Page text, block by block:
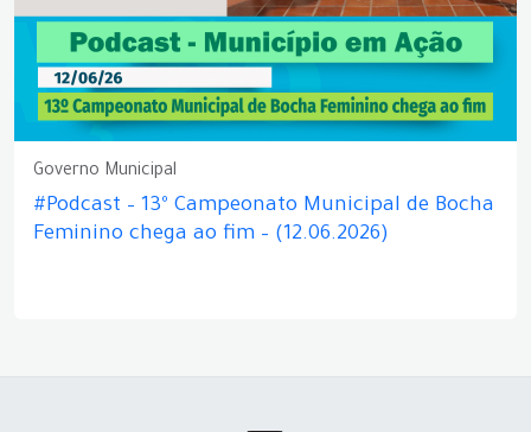
Governo Municipal
#Podcast – 13º Campeonato Municipal de Bocha
Feminino chega ao fim – (12.06.2026)